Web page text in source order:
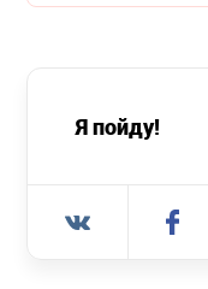
Я пойду!